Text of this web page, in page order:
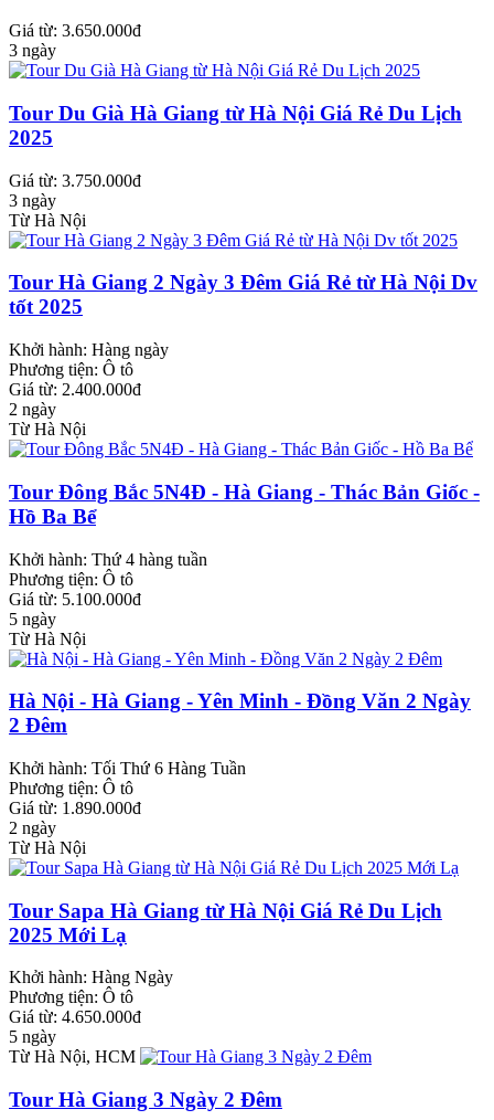
Giá từ: 3.650.000đ
3 ngày
Tour Du Già Hà Giang từ Hà Nội Giá Rẻ Du Lịch
2025
Giá từ: 3.750.000đ
3 ngày
Từ Hà Nội
Tour Hà Giang 2 Ngày 3 Đêm Giá Rẻ từ Hà Nội Dv
tốt 2025
Khởi hành: Hàng ngày
Phương tiện: Ô tô
Giá từ: 2.400.000đ
2 ngày
Từ Hà Nội
Tour Đông Bắc 5N4Đ - Hà Giang - Thác Bản Giốc -
Hồ Ba Bể
Khởi hành: Thứ 4 hàng tuần
Phương tiện: Ô tô
Giá từ: 5.100.000đ
5 ngày
Từ Hà Nội
Hà Nội - Hà Giang - Yên Minh - Đồng Văn 2 Ngày
2 Đêm
Khởi hành: Tối Thứ 6 Hàng Tuần
Phương tiện: Ô tô
Giá từ: 1.890.000đ
2 ngày
Từ Hà Nội
Tour Sapa Hà Giang từ Hà Nội Giá Rẻ Du Lịch
2025 Mới Lạ
Khởi hành: Hàng Ngày
Phương tiện: Ô tô
Giá từ: 4.650.000đ
5 ngày
Từ Hà Nội, HCM
Tour Hà Giang 3 Ngày 2 Đêm